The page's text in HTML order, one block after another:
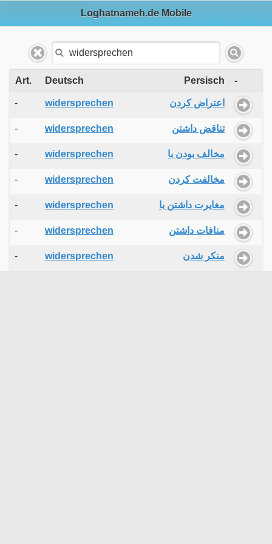
Loghatnameh.de Mobile
Art. Deutsch Persisch -
- widersprechen اعتراض کردن
- widersprechen تناقض داشتن
- widersprechen مخالف بودن با
- widersprechen مخالفت کردن
- widersprechen مغایرت داشتن با
- widersprechen منافات داشتن
- widersprechen منکر شدن